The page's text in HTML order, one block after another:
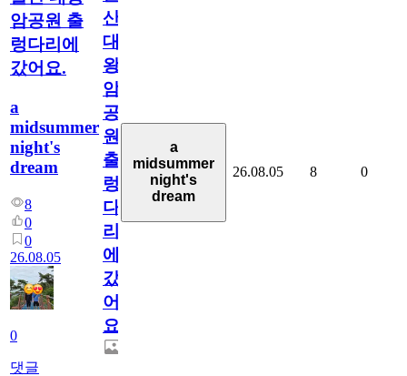
암공원 출
렁다리에
갔어요.
a
midsummer
night's
dream
8
0
0
26.08.05
0
댓글
산
대
왕
암
공
원
출
렁
다
리
에
갔
어
요.
a
midsummer
night's
dream
26.08.05 8 0